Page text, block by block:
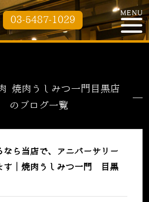
03-5487-1029
焼肉うしみつ一門目黒店
のブログ一覧
なら当店で、アニバーサリー
す｜焼肉うしみつ一門 目黒